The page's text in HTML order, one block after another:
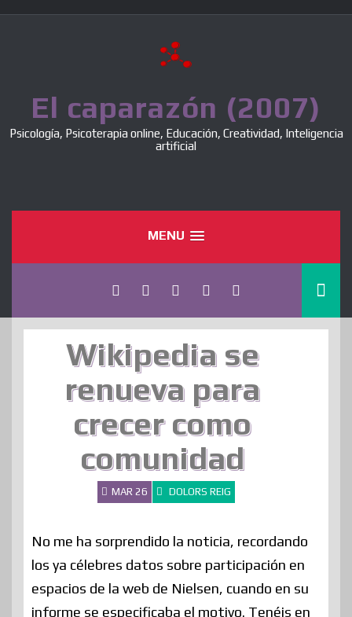
El caparazón (2007)
Psicología, Psicoterapia online, Educación, Creatividad, Inteligencia
artificial
MENU
Wikipedia se
renueva para
crecer como
comunidad
MAR 26 DOLORS REIG
No me ha sorprendido la noticia, recordando
los ya célebres datos sobre participación en
espacios de la web de Nielsen, cuando en su
informe se especificaba el motivo. Tenéis en